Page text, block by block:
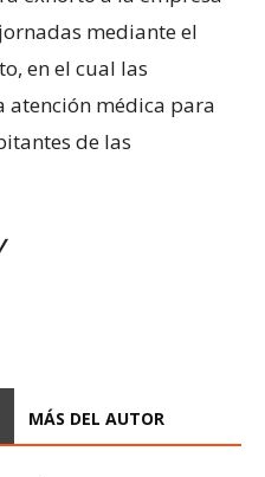
mediante el
en el cual las
atención médica para
de las
MÁS DEL AUTOR